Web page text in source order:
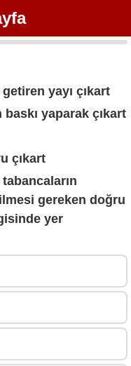
yayı çıkart
yaparak çıkart
çıkart
gereken doğru
yer